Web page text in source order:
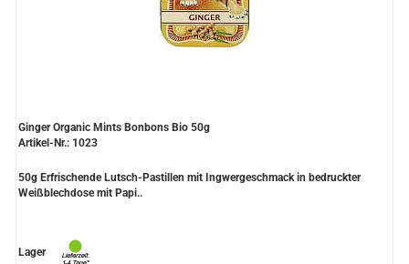
Ginger Organic Mints Bonbons Bio 50g
Artikel-Nr.: 1023
50g Erfrischende Lutsch-Pastillen mit Ingwergeschmack in bedruckter
Weißblechdose mit Papi..
Lager